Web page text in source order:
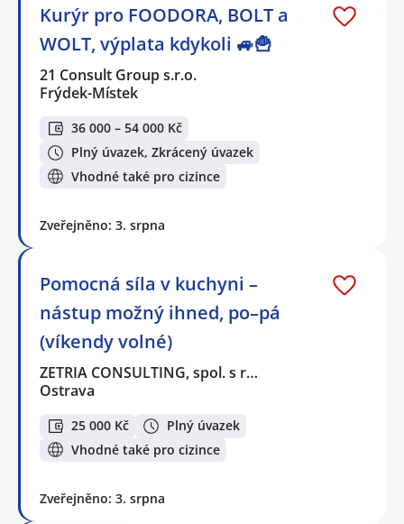
Kurýr pro FOODORA, BOLT a
WOLT, výplata kdykoli 🚙🍟
21 Consult Group s.r.o.
Frýdek-Místek
36 000 – 54 000 Kč
Plný úvazek, Zkrácený úvazek
Vhodné také pro cizince
Zveřejněno: 3. srpna
Pomocná síla v kuchyni –
nástup možný ihned, po–pá
(víkendy volné)
ZETRIA CONSULTING, spol. s r…
Ostrava
25 000 Kč
Plný úvazek
Vhodné také pro cizince
Zveřejněno: 3. srpna